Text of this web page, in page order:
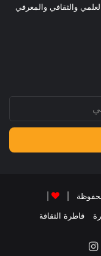
والثقافي والمعرفي
قاطرة الثقافة
انستقرام